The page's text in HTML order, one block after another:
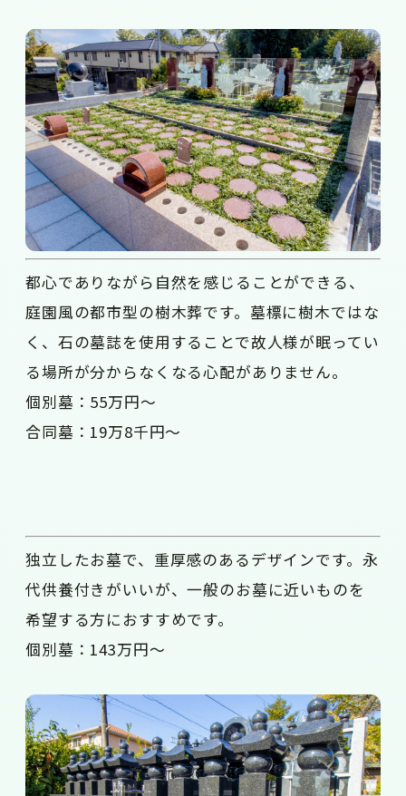
都心でありながら自然を感じることができる、
庭園風の都市型の樹木葬です。墓標に樹木ではな
く、石の墓誌を使用することで故人様が眠ってい
る場所が分からなくなる心配がありません。
個別墓：55万円～
合同墓：19万8千円～
独立したお墓で、重厚感のあるデザインです。永
代供養付きがいいが、一般のお墓に近いものを
希望する方におすすめです。
個別墓：143万円～